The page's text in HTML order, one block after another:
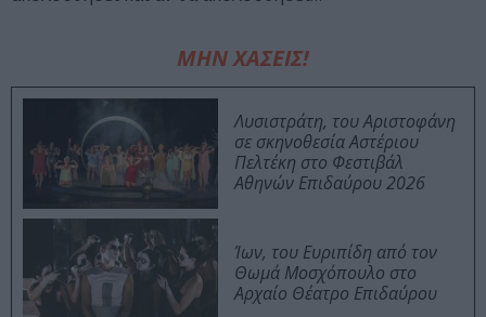
ΜΗΝ ΧΑΣΕΙΣ!
Λυσιστράτη, του Αριστοφάνη
σε σκηνοθεσία Αστέριου
Πελτέκη στο Φεστιβάλ
Αθηνών Επιδαύρου 2026
Ίων, του Ευριπίδη από τον
Θωμά Μοσχόπουλο στο
Αρχαίο Θέατρο Επιδαύρου